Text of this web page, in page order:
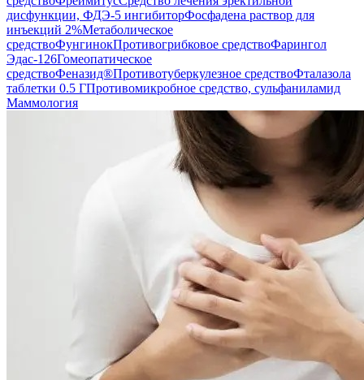
дисфункции, ФДЭ-5 ингибиторФосфадена раствор для
инъекций 2%Метаболическое
средствоФунгинокПротивогрибковое средствоФарингол
Эдас-126Гомеопатическое
средствоФеназид®Противотуберкулезное средствоФталазола
таблетки 0.5 ГПротивомикробное средство, сульфаниламид
Маммология